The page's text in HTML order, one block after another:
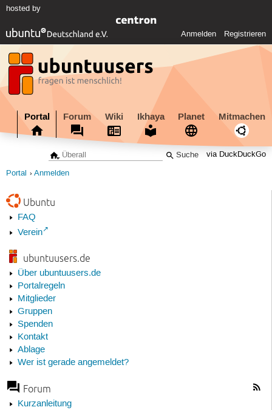
hosted by
Anmelden Registrieren
Portal Forum Wiki Ikhaya Planet Mitmachen
via DuckDuckGo
Portal Anmelden
Ubuntu
FAQ
Verein
ubuntuusers.de
Über ubuntuusers.de
Portalregeln
Mitglieder
Gruppen
Spenden
Kontakt
Ablage
Wer ist gerade angemeldet?
Forum
Kurzanleitung